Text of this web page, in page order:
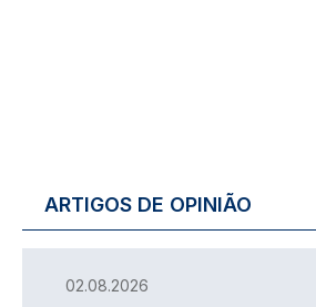
ARTIGOS DE OPINIÃO
02.08.2026